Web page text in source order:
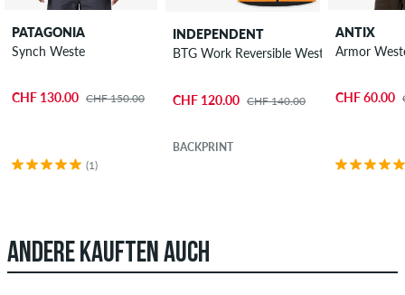
PATAGONIA
Synch Weste
CHF 130.00 CHF 150.00
(1)
INDEPENDENT
BTG Work Reversible Weste
CHF 120.00 CHF 140.00
BACKPRINT
ANTIX
Armor
CHF 60.00
ANDERE KAUFTEN AUCH